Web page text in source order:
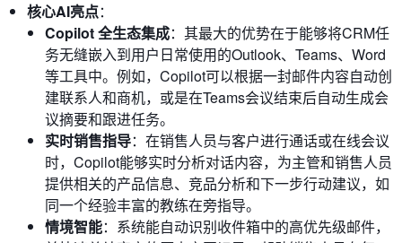
核心AI亮点：
Copilot 全生态集成：其最大的优势在于能够将CRM任
务无缝嵌入到用户日常使用的Outlook、Teams、Word
等工具中。例如，Copilot可以根据一封邮件内容自动创
建联系人和商机，或是在Teams会议结束后自动生成会
议摘要和跟进任务。
实时销售指导：在销售人员与客户进行通话或在线会议
时，Copilot能够实时分析对话内容，为主管和销售人员
提供相关的产品信息、竞品分析和下一步行动建议，如
同一个经验丰富的教练在旁指导。
情境智能：系统能自动识别收件箱中的高优先级邮件，